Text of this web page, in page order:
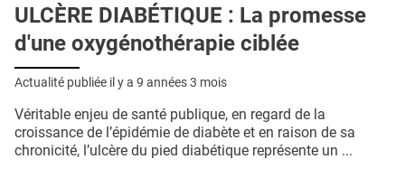
E-REVUE SAD
QUI SOMMES-NOUS ?
en
ULCÈRE DIABÉTIQUE : La promesse
d'une oxygénothérapie ciblée
Actualité publiée il y a 9 années 3 mois
Véritable enjeu de santé publique, en regard de la
croissance de l’épidémie de diabète et en raison de sa
chronicité, l’ulcère du pied diabétique représente un ...